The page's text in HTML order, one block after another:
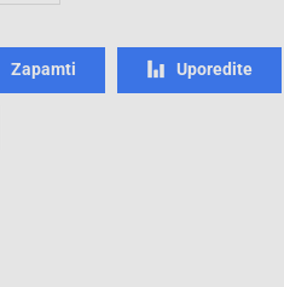
Zapamti Uporedite